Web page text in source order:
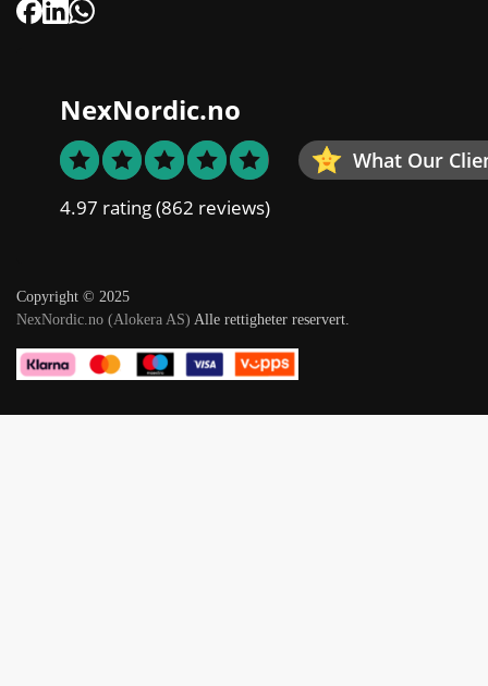
NexNordic.no
What Our
4.97 rating(862 reviews)
Copyright © 2025
NexNordic.no (Alokera AS) Alle rettigheter reservert.